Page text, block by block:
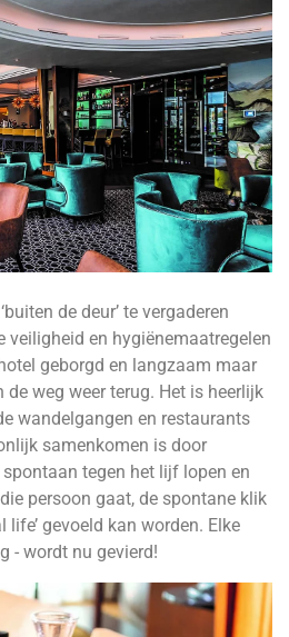
de deur’ te vergaderen
veiligheid en hygiënemaatregelen
geborgd en langzaam maar
de weg weer terug. Het is heerlijk
wandelgangen en restaurants
samenkomen is door
tegen het lijf lopen en
persoon gaat, de spontane klik
life’ gevoeld kan worden. Elke
- wordt nu gevierd!